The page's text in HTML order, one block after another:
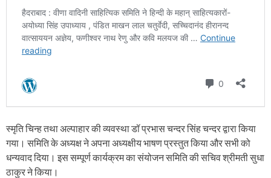
स्मृति चिन्ह तथा अल्पाहार की व्यवस्था डॉ प्रभास चन्दर सिंह चन्दर द्वारा किया
गया। समिति के अध्यक्ष ने अपना अध्यक्षीय भाषण प्रस्तुत किया और सभी को
धन्यवाद दिया। इस सम्पूर्ण कार्यक्रम का संयोजन समिति की सचिव श्रीमती सुधा
ठाकुर ने किया।